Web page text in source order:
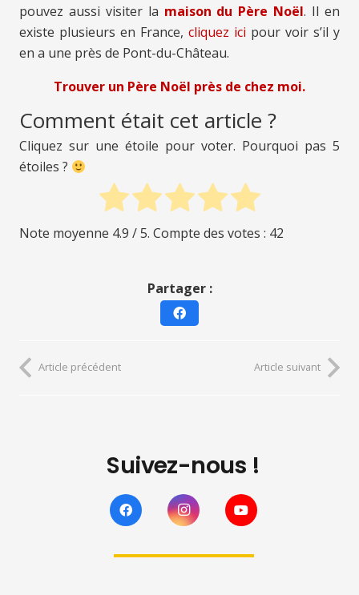
pouvez aussi visiter la maison du Père Noël. Il en
existe plusieurs en France, cliquez ici pour voir s’il y
en a une près de Pont-du-Château.
Trouver un Père Noël près de chez moi.
Comment était cet article ?
Cliquez sur une étoile pour voter. Pourquoi pas 5
étoiles ?
Note moyenne 4.9 / 5. Compte des votes : 42
Partager :
Article précédent Article suivant
Suivez-nous !